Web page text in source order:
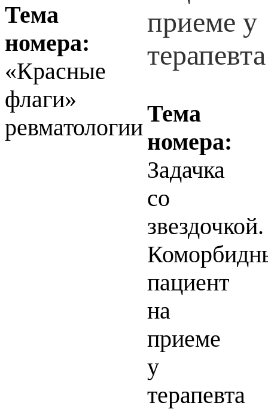
Тема
номера:
«Красные
флаги»
ревматологии
Тема
номера:
Задачка
со
звездочкой.
пациент
на
приеме
у
терапевта